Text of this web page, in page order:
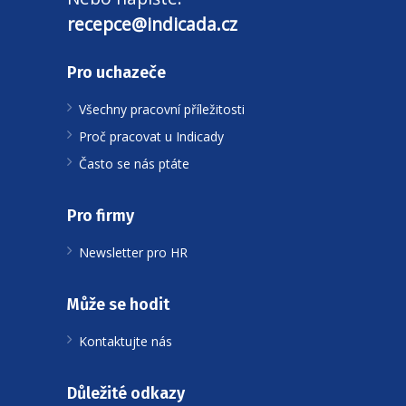
recepce@indicada.cz
Pro uchazeče
Všechny pracovní příležitosti
Proč pracovat u Indicady
Často se nás ptáte
Pro firmy
Newsletter pro HR
Může se hodit
Kontaktujte nás
Důležité odkazy